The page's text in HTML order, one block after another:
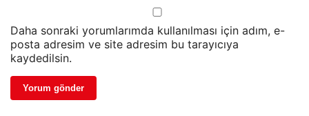
Daha sonraki yorumlarımda kullanılması için adım, e-
posta adresim ve site adresim bu tarayıcıya
kaydedilsin.